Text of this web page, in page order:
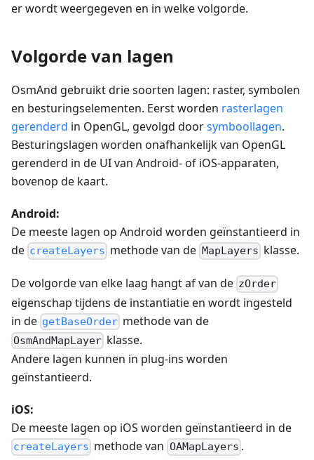
er wordt weergegeven en in welke volgorde.
Volgorde van lagen
OsmAnd gebruikt drie soorten lagen: raster, symbolen
en besturingselementen. Eerst worden rasterlagen
gerenderd in OpenGL, gevolgd doorsymboollagen.
Besturingslagen worden onafhankelijk van OpenGL
gerenderd in de UI van Android- of iOS-apparaten,
bovenop de kaart.
Android:
De meeste lagen op Android worden geïnstantieerd in
de createLayers methode van de MapLayers klasse.
De volgorde van elke laag hangt af van de zOrder
eigenschap tijdens de instantiatie en wordt ingesteld
in de getBaseOrder methode van de
OsmAndMapLayer klasse.
Andere lagen kunnen in plug-ins worden
geïnstantieerd.
iOS:
De meeste lagen op iOS worden geïnstantieerd in de
createLayers methode van OAMapLayers .